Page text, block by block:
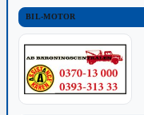
BIL-MOTOR